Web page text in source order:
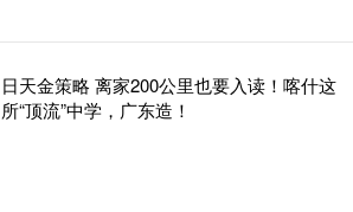
日天金策略 离家200公里也要入读！喀什这
所“顶流”中学，广东造！